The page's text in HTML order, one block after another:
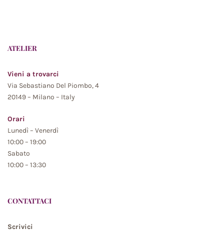
ATELIER
Vieni a trovarci
Via Sebastiano Del Piombo, 4
20149 – Milano – Italy
Orari
Lunedì – Venerdì
10:00 – 19:00
Sabato
10:00 – 13:30
CONTATTACI
Scrivici